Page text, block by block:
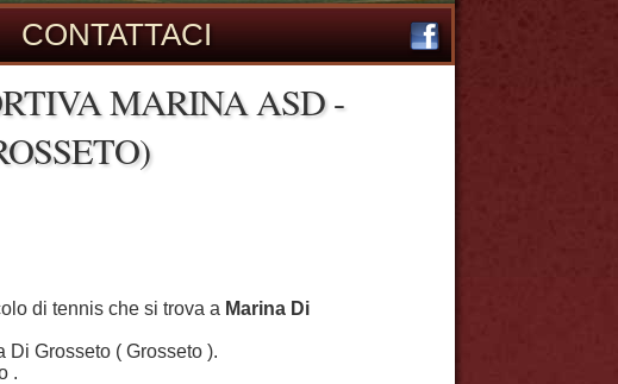
CONTATTACI
MARINA ASD -
di tennis che si trova a Marina Di
Grosseto ( Grosseto ).
.